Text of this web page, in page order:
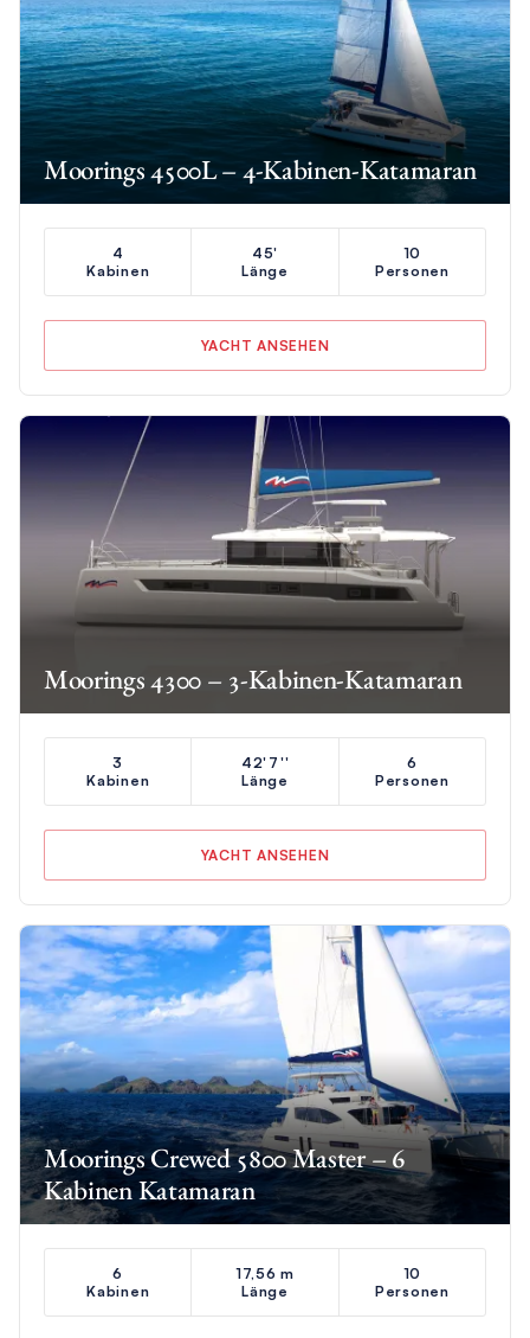
Moorings 4500L – 4-Kabinen-Katamaran
4
Kabinen
45'
Länge
10
Personen
YACHT ANSEHEN
Moorings 4300 – 3-Kabinen-Katamaran
3
Kabinen
42'7''
Länge
6
Personen
YACHT ANSEHEN
Moorings Crewed 5800 Master – 6
Kabinen Katamaran
6
Kabinen
17,56 m
Länge
10
Personen